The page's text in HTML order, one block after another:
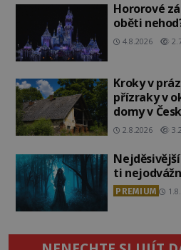
Hororové
oběti
4.8.2026
Kroky v
přízraky v
domy v
2.8.2026
Nejděsivější lesy
ti
PREMIUM